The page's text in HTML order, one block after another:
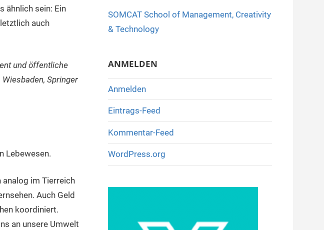
ähnlich sein: Ein
auch
und öffentliche
Springer
Lebewesen.
im Tierreich
Auch Geld
koordiniert.
an unsere Umwelt
o
k
SOMCAT School of Management, Creativity
& Technology
ANMELDEN
Anmelden
Eintrags-Feed
Kommentar-Feed
WordPress.org